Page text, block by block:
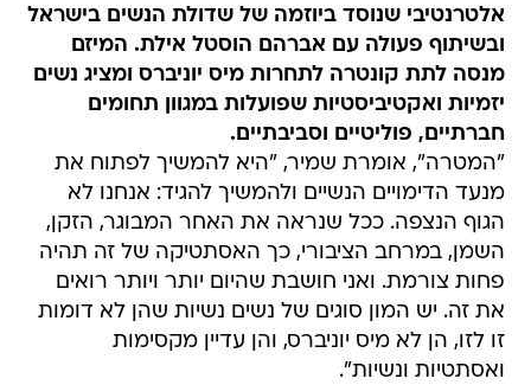
אלטרנטיבי שנוסד ביוזמה של שדולת הנשים בישראל
ובשיתוף פעולה עם אברהם הוסטל אילת. המיזם
מנסה לתת קונטרה לתחרות מיס יוניברס ומציג נשים
יזמיות ואקטיביסטיות שפועלות במגוון תחומים
חברתיים, פוליטיים וסביבתיים.
"המטרה", אומרת שמיר, "היא להמשיך לפתוח את
מנעד הדימויים הנשיים ולהמשיך להגיד: אנחנו לא
הגוף הנצפה. ככל שנראה את האחר המבוגר, הזקן,
השמן, במרחב הציבורי, כך האסתטיקה של זה תהיה
פחות צורמת. ואני חושבת שהיום יותר ויותר רואים
את זה. יש המון סוגים של נשים נשיות שהן לא דומות
זו לזו, הן לא מיס יוניברס, והן עדיין מקסימות
ואסתטיות ונשיות".